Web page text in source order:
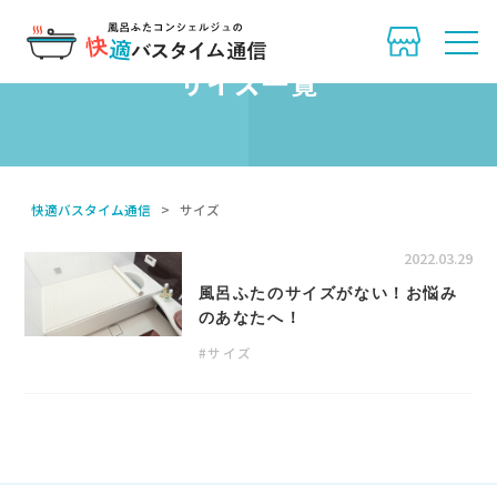
サイズ一覧
快適バスタイム通信 > サイズ
風呂ふたのサイズがない！お悩み
のあなたへ！
サイズ
2022.03.29